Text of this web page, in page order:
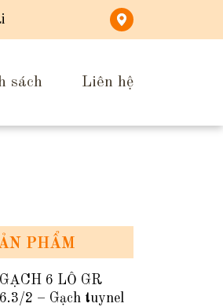
sách Liên hệ
PHẨM
GẠCH 6 LỖ GR
6.3/2 – Gạch tuynel